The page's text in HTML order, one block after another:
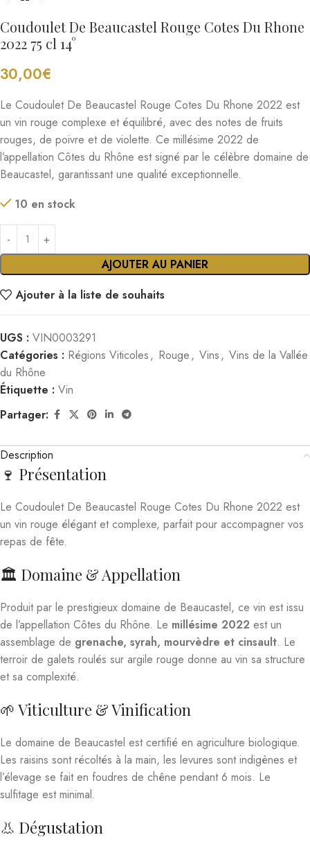
Coudoulet De Beaucastel Rouge Cotes Du Rhone
2022 75 cl 14°
30,00€
Le Coudoulet De Beaucastel Rouge Cotes Du Rhone 2022 est
un vin rouge complexe et équilibré, avec des notes de fruits
rouges, de poivre et de violette. Ce millésime 2022 de
l’appellation Côtes du Rhône est signé par le célèbre domaine de
Beaucastel, garantissant une qualité exceptionnelle.
10 en stock
AJOUTER AU PANIER
Ajouter à la liste de souhaits
UGS : VIN0003291
Catégories : Régions Viticoles, Rouge, Vins, Vins de la Vallée
du Rhône
Étiquette : Vin
Partager:
Description
🍷 Présentation
Le Coudoulet De Beaucastel Rouge Cotes Du Rhone 2022 est
un vin rouge élégant et complexe, parfait pour accompagner vos
repas de fête.
🏛️ Domaine & Appellation
Produit par le prestigieux domaine de Beaucastel, ce vin est issu
de l’appellation Côtes du Rhône. Le millésime 2022 est un
assemblage de grenache, syrah, mourvèdre et cinsault. Le
terroir de galets roulés sur argile rouge donne au vin sa structure
et sa complexité.
🌱 Viticulture & Vinification
Le domaine de Beaucastel est certifié en agriculture biologique.
Les raisins sont récoltés à la main, les levures sont indigènes et
l’élevage se fait en foudres de chêne pendant 6 mois. Le
sulfitage est minimal.
👃 Dégustation